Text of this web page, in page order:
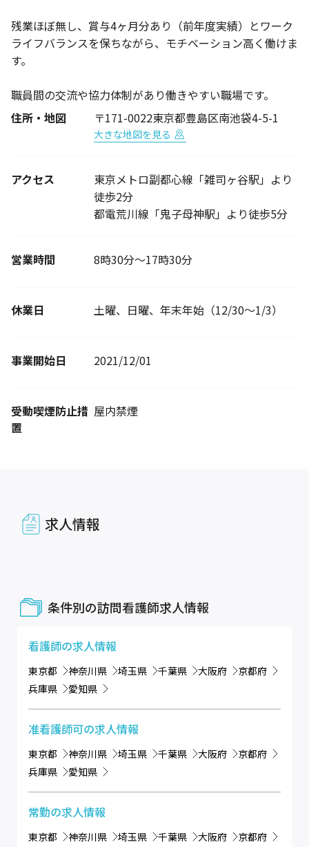
残業ほぼ無し、賞与4ヶ月分あり（前年度実績）とワーク
ライフバランスを保ちながら、モチベーション高く働けま
す。
職員間の交流や協力体制があり働きやすい職場です。
住所・地図
〒171-0022東京都豊島区南池袋4-5-1
大きな地図を見る
アクセス
東京メトロ副都心線「雑司ヶ谷駅」より
徒歩2分
都電荒川線「鬼子母神駅」より徒歩5分
営業時間 8時30分～17時30分
休業日 土曜、日曜、年末年始（12/30～1/3）
事業開始日 2021/12/01
受動喫煙防止措
置
屋内禁煙
求人情報
条件別の訪問看護師求人情報
看護師の求人情報
東京都 神奈川県 埼玉県 千葉県 大阪府
京都府
兵庫県
愛知県
准看護師可の求人情報
東京都 神奈川県 埼玉県 千葉県 大阪府
京都府
兵庫県
愛知県
常勤の求人情報
東京都 神奈川県 埼玉県 千葉県 大阪府
京都府